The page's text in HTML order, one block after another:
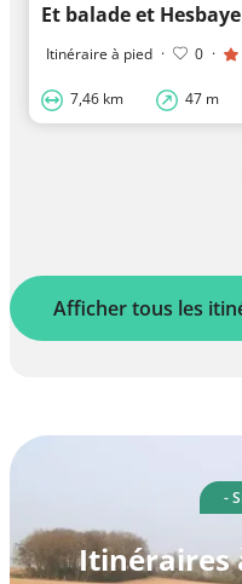
Et balade et
Itinéraire à pied · 0 ·
7,46 km 47 m
Afficher tous les
-
Itinéraires